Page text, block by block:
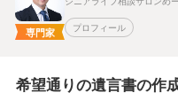
専門家 プロフィール
希望通りの遺言書の作